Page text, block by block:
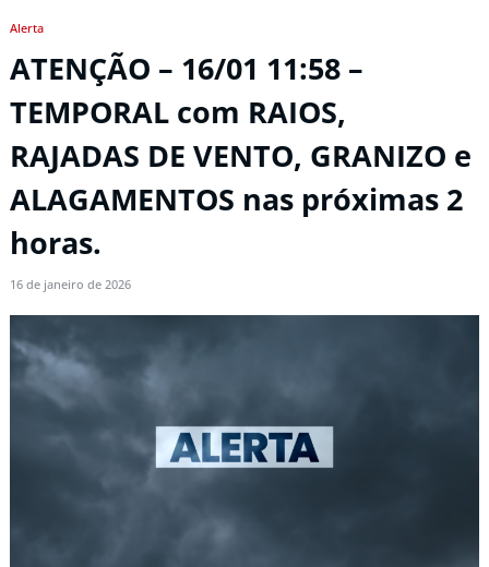
Alerta
ATENÇÃO – 16/01 11:58 –
TEMPORAL com RAIOS,
RAJADAS DE VENTO, GRANIZO e
ALAGAMENTOS nas próximas 2
horas.
16 de janeiro de 2026